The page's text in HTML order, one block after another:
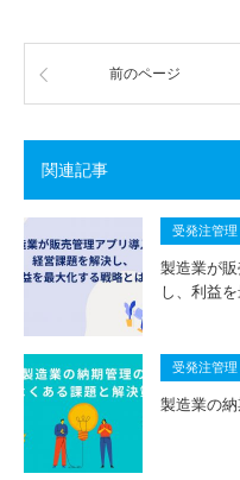
前のページ
関連記事
受発注管理
製造業が
し、利益
受発注管理
製造業の